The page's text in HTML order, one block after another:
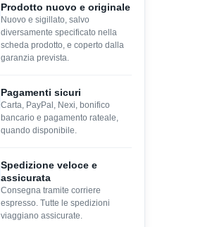
Prodotto nuovo e originale
Nuovo e sigillato, salvo
diversamente specificato nella
scheda prodotto, e coperto dalla
garanzia prevista.
Pagamenti sicuri
Carta, PayPal, Nexi, bonifico
bancario e pagamento rateale,
quando disponibile.
Spedizione veloce e
assicurata
Consegna tramite corriere
espresso. Tutte le spedizioni
viaggiano assicurate.